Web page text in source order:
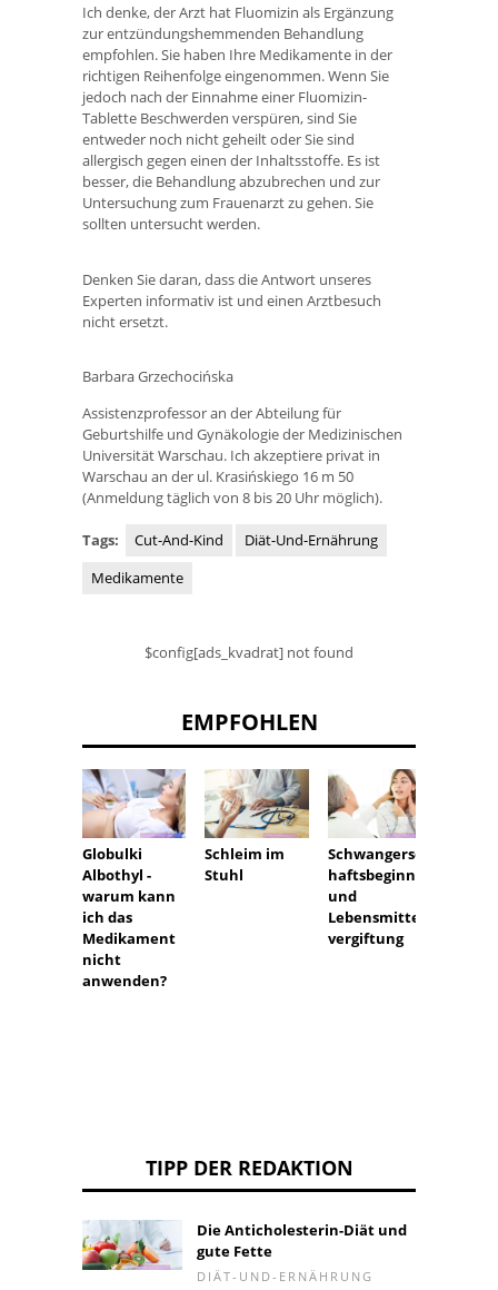
Ich denke, der Arzt hat Fluomizin als Ergänzung
zur entzündungshemmenden Behandlung
empfohlen. Sie haben Ihre Medikamente in der
richtigen Reihenfolge eingenommen. Wenn Sie
jedoch nach der Einnahme einer Fluomizin-
Tablette Beschwerden verspüren, sind Sie
entweder noch nicht geheilt oder Sie sind
allergisch gegen einen der Inhaltsstoffe. Es ist
besser, die Behandlung abzubrechen und zur
Untersuchung zum Frauenarzt zu gehen. Sie
sollten untersucht werden.
Denken Sie daran, dass die Antwort unseres
Experten informativ ist und einen Arztbesuch
nicht ersetzt.
Barbara Grzechocińska
Assistenzprofessor an der Abteilung für
Geburtshilfe und Gynäkologie der Medizinischen
Universität Warschau. Ich akzeptiere privat in
Warschau an der ul. Krasińskiego 16 m 50
(Anmeldung täglich von 8 bis 20 Uhr möglich).
Tags: Cut-And-Kind
Diät-Und-Ernährung
Medikamente
$config[ads_kvadrat] not found
EMPFOHLEN
Globulki
Albothyl -
warum kann
ich das
Medikament
nicht
anwenden?
Schleim im
Stuhl
Schwangersc
haftsbeginn
und
Lebensmittel
vergiftung
TIPP DER REDAKTION
Die Anticholesterin-Diät und
gute Fette
DIÄT-UND-ERNÄHRUNG